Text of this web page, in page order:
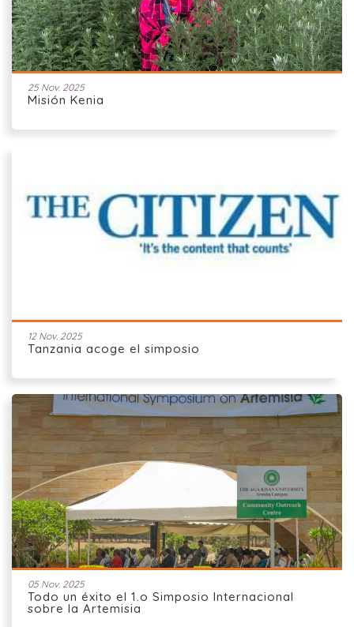
25 Nov. 2025
Misión Kenia
12 Nov. 2025
Tanzania acoge el simposio
05 Nov. 2025
Todo un éxito el 1.o Simposio Internacional
sobre la Artemisia